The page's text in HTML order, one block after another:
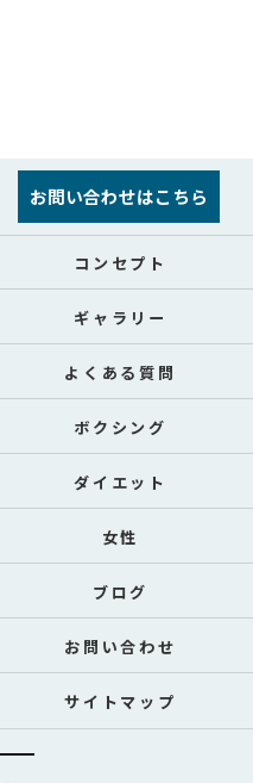
お問い合わせはこちら
コンセプト
ギャラリー
よくある質問
ボクシング
ダイエット
女性
ブログ
お問い合わせ
サイトマップ